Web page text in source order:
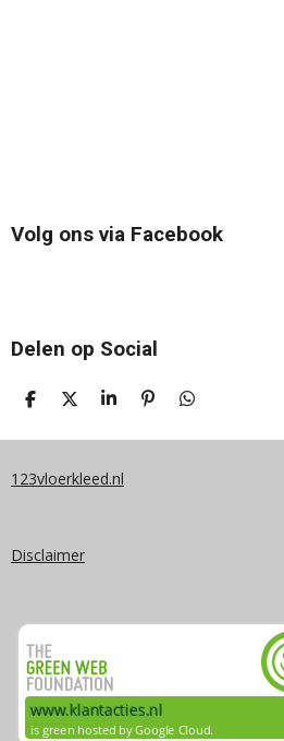
Volg ons via Facebook
Delen op Social
D
L
N
D
E
S
A
E
P
N
D
L
123vloerkleed.nl
Disclaimer